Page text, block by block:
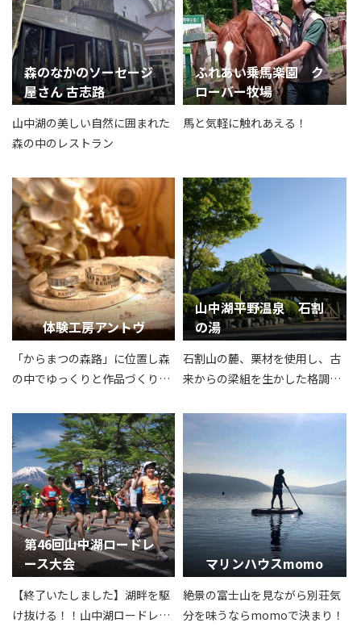
森のなかのソーセージ
屋さん 古志路
山中湖の美しい自然に囲まれた
森の中のレストラン
ふれあい乗馬楽園 ク
ローバー牧場
馬と気軽に触れあえる！
体験工房アントヴ
「からまつの森路」に位置し森
の中でゆっくりと作品づくり思
山中湖平野温泉 石割
の湯
石割山の麓、栗材を使用し、古
来からの梁組を生かした格調高
設です。
第46回山中湖ロードレ
ース大会
【終了いたしました】湖畔を駆
け抜ける！！山中湖ロードレー
マリンハウスmomo
絶景の富士山を見ながら別荘気
分を味うならmomoで決まり！